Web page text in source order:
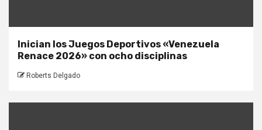
Inician los Juegos Deportivos «Venezuela
Renace 2026» con ocho disciplinas
Roberts Delgado